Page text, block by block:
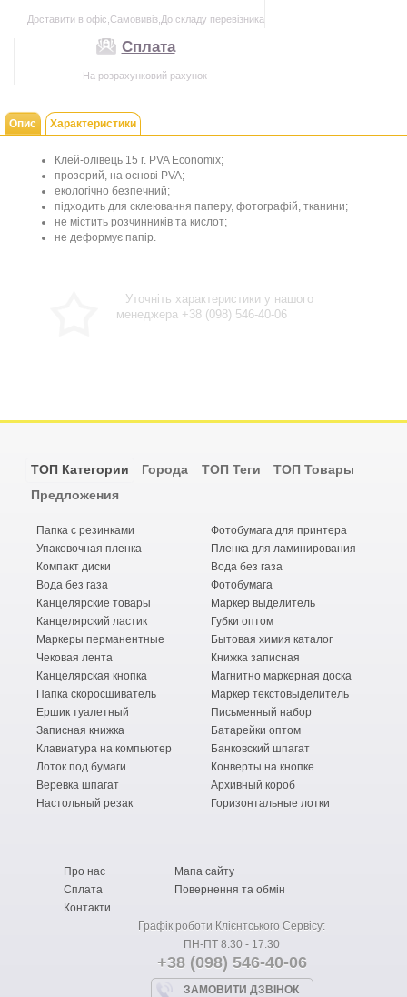
Доставити в офіс,Самовивіз,До складу перевізника
Сплата
На розрахунковий рахунок
Опис Характеристики
Клей-олівець 15 г. PVA Economix;
прозорий, на основі PVA;
екологічно безпечний;
підходить для склеювання паперу, фотографій, тканини;
не містить розчинників та кислот;
не деформує папір.
Уточніть характеристики у нашого
менеджера +38 (098) 546-40-06
ТОП Категории Города ТОП Теги
ТОП Товары
Предложения
Папка с резинками
Упаковочная пленка
Компакт диски
Вода без газа
Канцелярские товары
Канцелярский ластик
Маркеры перманентные
Чековая лента
Фотобумага для принтера
Пленка для ламинирования
Вода без газа
Фотобумага
Маркер выделитель
Губки оптом
Бытовая химия каталог
Книжка записная
Канцелярская кнопка
Папка скоросшиватель
Ершик туалетный
Записная книжка
Клавиатура на компьютер
Лоток под бумаги
Веревка шпагат
Настольный резак
Магнитно маркерная доска
Маркер текстовыделитель
Письменный набор
Батарейки оптом
Банковский шпагат
Конверты на кнопке
Архивный короб
Горизонтальные лотки
Про нас
Сплата
Контакти
Мапа сайту
Повернення та обмін
Графік роботи Клієнтського Сервісу:
ПН-ПТ 8:30 - 17:30
+38 (098) 546-40-06
ЗАМОВИТИ ДЗВІНОК